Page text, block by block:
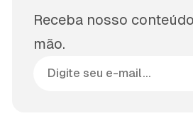
Receba nosso
mão.